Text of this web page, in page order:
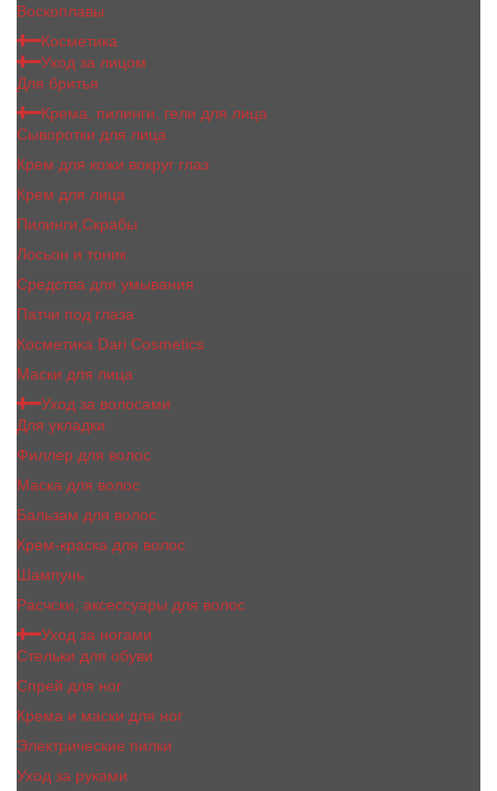
Воскоплавы
Косметика
Уход за лицом
Для бритья
Крема, пилинги, гели для лица
Сыворотки для лица
Крем для кожи вокруг глаз
Крем для лица
Пилинги,Скрабы
Лосьон и тоник
Средства для умывания
Патчи под глаза
Косметика Dari Cosmetics
Маски для лица
Уход за волосами
Для укладки
Филлер для волос
Маска для волос
Бальзам для волос
Крем-краска для волос
Шампунь
Расчски, аксессуары для волос
Уход за ногами
Стельки для обуви
Спрей для ног
Крема и маски для ног
Электрические пилки
Уход за руками